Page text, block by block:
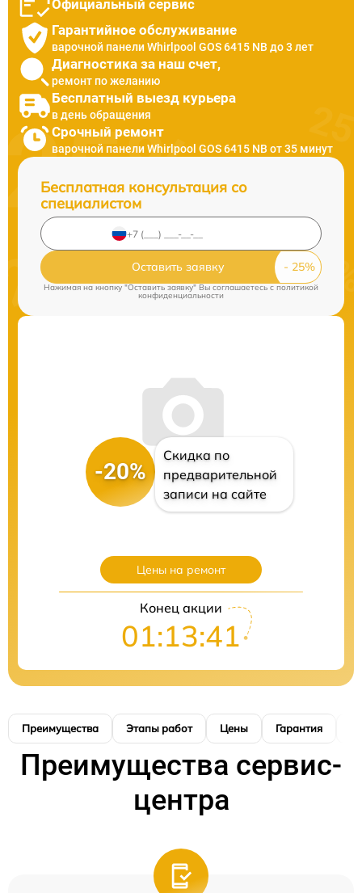
Официальный сервис
Гарантийное обслуживание
варочной панели Whirlpool GOS 6415 NB до 3 лет
Диагностика за наш счет,
ремонт по желанию
Бесплатный выезд курьера
в день обращения
Срочный ремонт
варочной панели Whirlpool GOS 6415 NB от 35 минут
Бесплатная консультация со
специалистом
Оставить заявку
Нажимая на кнопку "Оставить заявку" Вы соглашаетесь c политикой
конфиденциальности
-20%
Скидка по
предварительной
записи на сайте
Цены на ремонт
Конец акции
01:13:41
Преимущества Этапы работ Цены Гарантия
Преимущества сервис-
центра